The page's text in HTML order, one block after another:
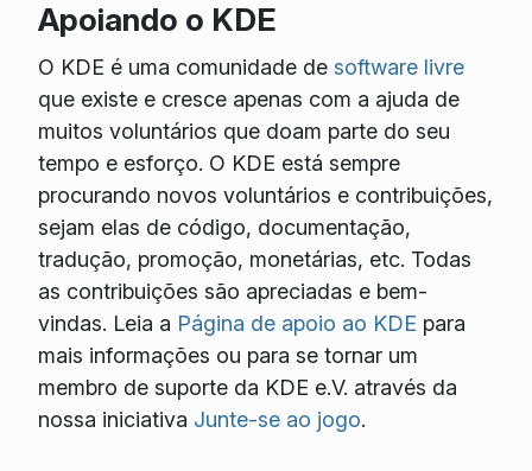
Apoiando o KDE
O KDE é uma comunidade de software livre
que existe e cresce apenas com a ajuda de
muitos voluntários que doam parte do seu
tempo e esforço. O KDE está sempre
procurando novos voluntários e contribuições,
sejam elas de código, documentação,
tradução, promoção, monetárias, etc. Todas
as contribuições são apreciadas e bem-
vindas. Leia a Página de apoio ao KDE para
mais informações ou para se tornar um
membro de suporte da KDE e.V. através da
nossa iniciativa Junte-se ao jogo.